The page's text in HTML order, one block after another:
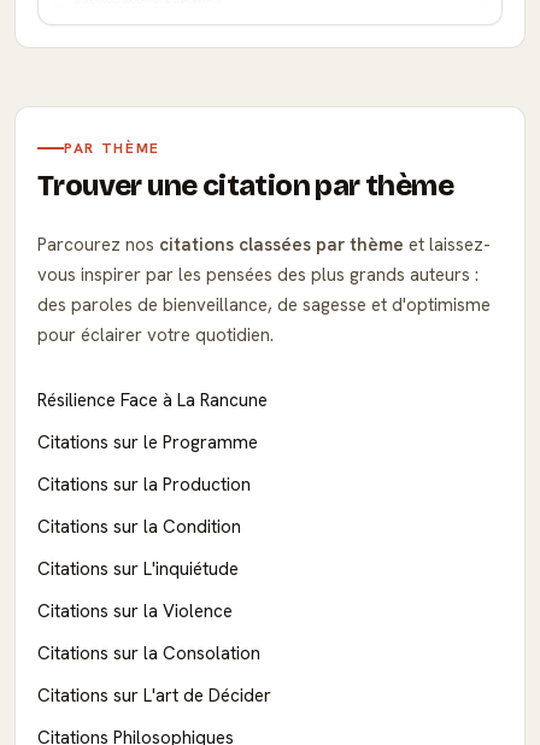
PAR THÈME
Trouver une citation par thème
Parcourez nos citations classées par thème et laissez-
vous inspirer par les pensées des plus grands auteurs :
des paroles de bienveillance, de sagesse et d'optimisme
pour éclairer votre quotidien.
Résilience Face à La Rancune
Citations sur le Programme
Citations sur la Production
Citations sur la Condition
Citations sur L'inquiétude
Citations sur la Violence
Citations sur la Consolation
Citations sur L'art de Décider
Citations Philosophiques